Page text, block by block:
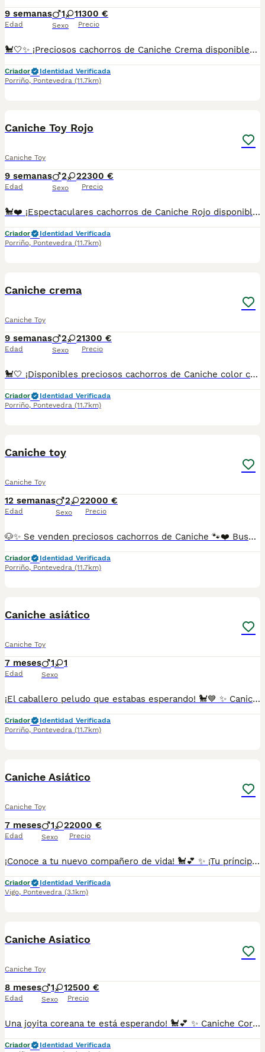
9 semanas
Edad
1 1
Sexo
1300 €
Precio
🐩🤍✨ ¡Preciosos cachorros de Caniche Crema disponibles! 🐾💕 Con su precioso manto color crema y su mirada encantadora, estos pequeños enamoran desde el primer momento. 🥰 Son cariñosos, inteligentes y muy juguetones, ideales para convertirse en un miembro más de la familia. 🏡❤️ 🌟 Cachorros llenos de dulzura, elegancia y personalidad. ✅ Criados con mucho cariño y dedicación. ✅ Se entregan con la edad adecuada. ✅ Desparasitados y con la documentación correspondiente según su edad. 📸 Fotos y vídeos disponibles por WhatsApp sin compromiso. 📲 **Más información:** 687482079 📍 Galicia, Madrid, Valencia, Barcelona, Sevilla, Almería, Pamplona.
Criador
Identidad Verificada
Porriño, Pontevedra (11.7km)
Caniche Toy Rojo
Caniche Toy
9 semanas
Edad
2 2
Sexo
2300 €
Precio
🐩❤️ ¡Espectaculares cachorros de Caniche Rojo disponibles! 🐾✨ Destacan por su precioso pelaje rojo, su gran inteligencia y su carácter dulce y juguetón. Son muy sociables, cariñosos y perfectos para disfrutar de la vida en familia. 🏡🥰 🌟 Criados con mucho cariño y atención. ✅ Se entregan con la edad adecuada. ✅ Desparasitados y con la documentación correspondiente según su edad. 📸 Fotos y vídeos disponibles sin compromiso. 📲 **Más información:** 687482079 📍 Galicia, Madrid, Valencia, Barcelona, Sevilla, Almería, Pamplona.
Criador
Identidad Verificada
Porriño, Pontevedra (11.7km)
Caniche crema
Caniche Toy
9 semanas
Edad
2 2
Sexo
1300 €
Precio
🐩🤍 ¡Disponibles preciosos cachorros de Caniche color crema! ✨🐾 Con su precioso pelaje color crema y un carácter dulce, alegre y muy cariñoso, son el compañero perfecto para cualquier hogar. 🏡💕 Criados con mucho cariño y atención para garantizar su bienestar. 🌟 Caniches de color crema, elegantes y encantadores. ✅ Se entregan con la edad adecuada. ✅ Desparasitados y con la documentación correspondiente según su edad. 📸 Fotos y vídeos disponibles por WhatsApp sin compromiso. 📲 **Más información:** 687482079 📍 Galicia, Madrid, Valencia, Barcelona, Sevilla, Almería, Pamplona.
Criador
Identidad Verificada
Porriño, Pontevedra (11.7km)
Caniche toy
Caniche Toy
12 semanas
Edad
2 2
Sexo
2000 €
Precio
🐶✨ Se venden preciosos cachorros de Caniche 🐾❤️ Buscan un hogar lleno de cariño 🏡. Son muy cariñosos, inteligentes, juguetones y sociables, ideales para familias, parejas o personas que buscan un compañero fiel. 🥰 ✅ Criados con mucho mimo. ✅ Se entregan con la edad adecuada. ✅ Desparasitados y con la documentación correspondiente según su edad. 📸 Se pueden enviar fotos y vídeos sin compromiso. 📲 Más información: 687482079 📍 Galicia, Madrid, Valencia, Barcelona, Sevilla, Almería, Pamplona.
Criador
Identidad Verificada
Porriño, Pontevedra (11.7km)
Caniche asiático
Caniche Toy
7 meses
Edad
1 1
Sexo
¡El caballero peludo que estabas esperando! 🐩💙 ✨ Caniche macho — elegancia, energía y amor en un solo corazón ✨ Este encantador caniche macho de tamaño estándar está buscando un hogar donde compartir su lealtad, alegría y ternura sin límites. Con su pelaje esponjoso y su carácter encantador, será el compañero perfecto para cualquier aventura. Características: 🐾 Alegre, activo y siempre listo para jugar. 🐾 Inteligente y obediente, fácil de entrenar y muy receptivo. 🐾 Amoroso y fiel, ¡te seguirá a donde vayas! 🐾 Ideal para hogares con niños o mascotas, gracias a su carácter sociable. Este príncipe de cuatro patas está listo para robarte el corazón y convertirse en parte de tu historia. 🐶💙 Galicia, Madrid, Valencia, Barcelona, Sevilla, Almería, Pamplona. 687482079
Criador
Identidad Verificada
Porriño, Pontevedra (11.7km)
Caniche Asiático
Caniche Toy
7 meses
Edad
1 2
Sexo
2000 €
Precio
¡Conoce a tu nuevo compañero de vida! 🐩💕 ✨ ¡Tu príncipe o princesa está aquí! ✨ Este encantador Caniche Coreano está listo para llenar tu hogar de ternura, alegría y una buena dosis de diversión. Con su pelaje suave y esponjoso y su personalidad llena de encanto, se convertirá en tu nuevo mejor amigo. Características: 🌟 Pequeño y elegante, con un carácter amable y juguetón. 🌟 Extremadamente cariñoso, ¡te hará sentir especial todos los días! 🌟 Inteligente y fácil de entrenar, ideal para actividades divertidas y juegos. 🌟 Perfecto para todo tipo de hogar, ¡se adapta a cualquier espacio! Este precioso Caniche Coreano está esperando por ti para compartir amor, risas y momentos especiales. 🐶💖 Contáctanos ahora para saber más y darle la bienvenida a tu nuevo mejor amigo. ¡No dejes que se escape esta oportunidad única! 🌸 Galicia, Madrid, Valencia, Barcelona, Sevilla, Almería, Pamplona. 687482079
Criador
Identidad Verificada
Vigo, Pontevedra (3.1km)
Caniche Asiatico
Caniche Toy
8 meses
Edad
1 1
Sexo
2500 €
Precio
Una joyita coreana te está esperando! 🐩💕 ✨ Caniche Coreano hembra — delicadeza, estilo y mucho amor en un solo corazoncito ✨ Esta adorable Caniche Coreano hembra es el sueño hecho realidad para cualquier amante de los perritos: elegante, mimosa y con un carácter encantador que enamora al instante. Su tamaño pequeño y su carita tierna la hacen simplemente irresistible. Características: 🎀 Súper dulce, cariñosa y siempre buscando estar cerquita de ti. 🎀 Inteligente y atenta, aprende con facilidad y se adapta rápido. 🎀 Pelaje sedoso y estilo único que la hace lucir como una muñequita. 🎀 Ideal para espacios pequeños, ¡y perfecta para dar mucho amor! No dejes pasar la oportunidad de llevarte a esta pequeña princesa a casa. 💖 Contáctanos para más información. ¡Ella ya está lista para llenar tu vida de mimos, patitas suaves y compañía fiel! 🐾🌸 Galicia, Madrid, Valencia, Barcelona, Sevilla, Almería, Pamplona. 687482079
Criador
Identidad Verificada